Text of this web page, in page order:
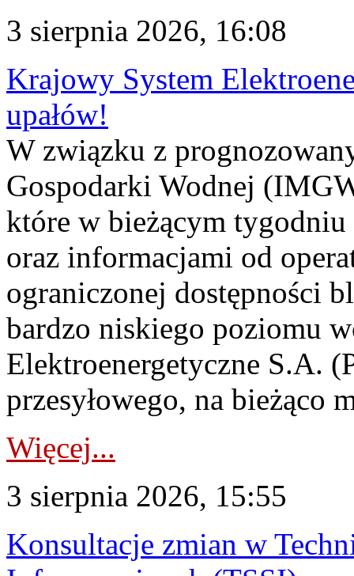
3 sierpnia 2026, 16:08
Krajowy System
upałów!
W związku z
Gospodarki Wodnej
które w bieżącym tygodniu
oraz informacjami od
ograniczonej dostępności
bardzo niskiego poziomu
Elektroenergetyczne S.A.
przesyłowego, na bieżąco
Więcej...
3 sierpnia 2026, 15:55
Konsultacje zmian w